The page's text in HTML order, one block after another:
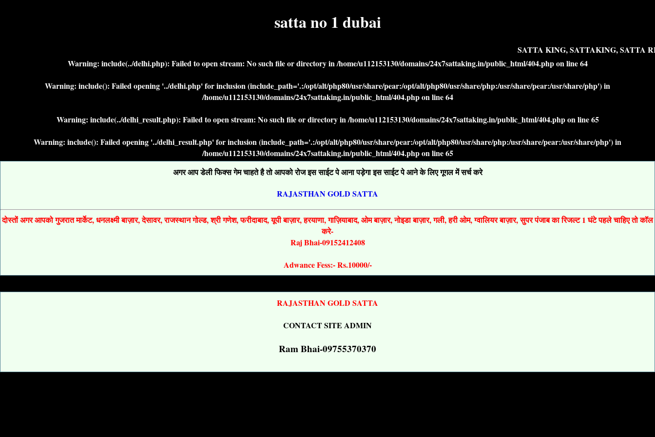
satta no 1 dubai
SATTA KING, SATTAKING, SATTA
Warning: include(../delhi.php): Failed to open stream: No such file or directory in/home/u112153130/domains/24x7sattaking.in/public_html/404.phpon line64
Warning: include(): Failed opening '../delhi.php' for inclusion (include_path='.:/opt/alt/php80/usr/share/pear:/opt/alt/php80/usr/share/php:/usr/share/pear:/usr/share/php') in
/home/u112153130/domains/24x7sattaking.in/public_html/404.phpon line64
Warning: include(../delhi_result.php): Failed to open stream: No such file or directory in/home/u112153130/domains/24x7sattaking.in/public_html/404.phpon line65
Warning: include(): Failed opening '../delhi_result.php' for inclusion (include_path='.:/opt/alt/php80/usr/share/pear:/opt/alt/php80/usr/share/php:/usr/share/pear:/usr/share/php') in
/home/u112153130/domains/24x7sattaking.in/public_html/404.phpon line65
अगर आप डेली फिक्स गेम चाहते है तो आपको रोज इस साईट पे आना पड़ेगा इस साईट पे आने के लिए गूगल में सर्च करे
RAJASTHAN GOLD SATTA
दोस्तों अगर आपको गुजरात मार्केट, धनलक्ष्मी बाज़ार, देसावर, राजस्थान गोल्ड, श्री गणेश, फरीदाबाद, यूपी बाज़ार, हरयाणा, गाज़ियाबाद, ओम बाज़ार, नोइडा बाज़ार, गली, हरी ओम, ग्वालियर बाज़ार, सुपर पंजाब का रिजल्ट 1 घंटे पहले चाहिए तो कॉल
करे-
Raj Bhai-09152412408
Adwance Fess:- Rs.10000/-
RAJASTHAN GOLD SATTA
CONTACT SITE ADMIN
Ram Bhai-09755370370